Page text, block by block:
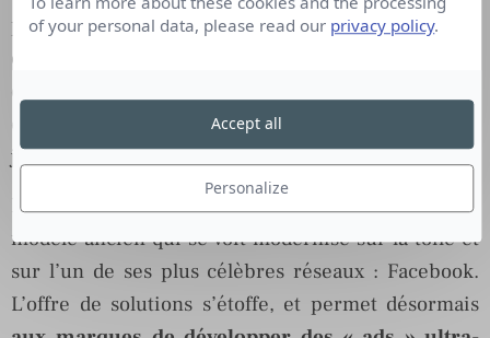
passent du « j’aime » au « j’achète », c’est possible,
et c’est mieux ! Il faut donc s’y préparer, et au-delà
et animer sa communauté. Les intervenants du
jour se proposent évidemment de vous y aider.
Pour animer, communiquer, la publicité est un
modèle ancien qui se voit modernisé sur la toile et
sur l’un de ses plus célèbres réseaux : Facebook.
L’offre de solutions s’étoffe, et permet désormais
of your personal data, please read our privacy policy.
Personalize
Accept all